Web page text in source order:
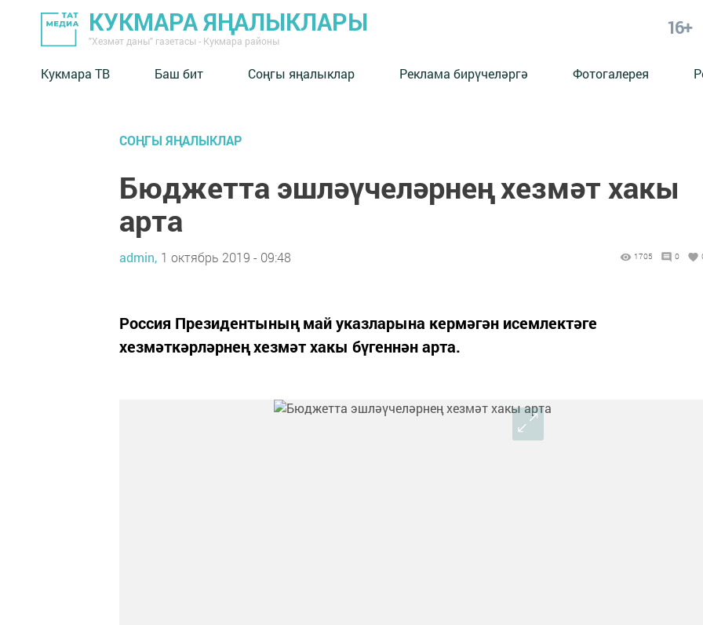
КУКМАРА ЯҢАЛЫКЛАРЫ
"Хезмәт даны" газетасы - Кукмара районы
16+
Кукмара ТВ Баш бит Соңгы яңалыклар Реклама бирүчеләргә Фотогалерея
СОҢГЫ ЯҢАЛЫКЛАР
Бюджетта эшләүчеләрнең хезмәт хакы
арта
admin, 1 октябрь 2019 - 09:48 1705 0
Россия Президентының май указларына кермәгән исемлектәге
хезмәткәрләрнең хезмәт хакы бүгеннән арта.